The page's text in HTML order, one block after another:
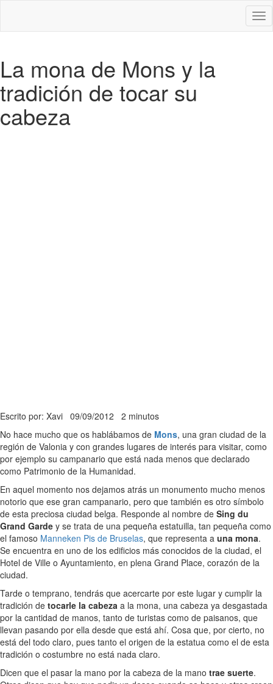
La mona de Mons y la
tradición de tocar su
cabeza
Escrito por: Xavi 09/09/2012 2 minutos
No hace mucho que os hablábamos de Mons, una gran ciudad de la
región de Valonia y con grandes lugares de interés para visitar, como
por ejemplo su campanario que está nada menos que declarado
como Patrimonio de la Humanidad.
En aquel momento nos dejamos atrás un monumento mucho menos
notorio que ese gran campanario, pero que también es otro símbolo
de esta preciosa ciudad belga. Responde al nombre de Sing du
Grand Garde y se trata de una pequeña estatuilla, tan pequeña como
el famoso Manneken Pis de Bruselas, que representa a una mona.
Se encuentra en uno de los edificios más conocidos de la ciudad, el
Hotel de Ville o Ayuntamiento, en plena Grand Place, corazón de la
ciudad.
Tarde o temprano, tendrás que acercarte por este lugar y cumplir la
tradición de tocarle la cabeza a la mona, una cabeza ya desgastada
por la cantidad de manos, tanto de turistas como de paisanos, que
llevan pasando por ella desde que está ahí. Cosa que, por cierto, no
está del todo claro, pues tanto el origen de la estatua como el de esta
tradición o costumbre no está nada claro.
Dicen que el pasar la mano por la cabeza de la mano trae suerte.